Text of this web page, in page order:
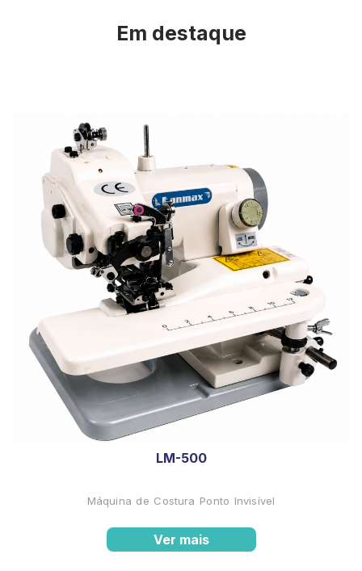
Em destaque
LM-500
Máquina de Costura Ponto Invisível
Ver mais